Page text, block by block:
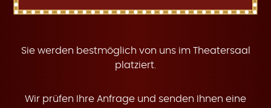
r Sie werden bestmöglich von uns im Theatersaal
platziert.
Wir prüfen Ihre Anfrage und senden Ihnen eine